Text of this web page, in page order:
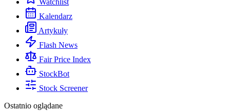
Watchlist
Kalendarz
Artykuły
Flash News
Fair Price Index
StockBot
Stock Screener
Ostatnio oglądane